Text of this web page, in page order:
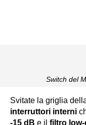
Switch del
Svitate la griglia
interruttori interni
-15 dB e il filtro